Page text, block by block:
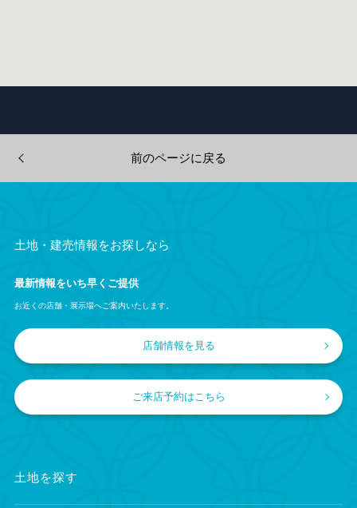
前のページに戻る
土地・建売情報をお探しなら
最新情報をいち早くご提供
お近くの店舗・展示場へご案内いたします。
店舗情報を見る
ご来店予約はこちら
土地を探す